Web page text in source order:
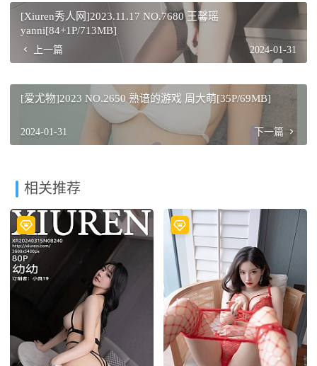
[Xiuren秀人网]2023.11.17 NO.7680 王馨瑶
yanni[84+1P/713MB]
上一篇 2024-01-31
[爱尤物]2023 NO.2650 熟谙的游戏 周大萌[35P/69MB]
2024-01-31 下一篇
相关推荐